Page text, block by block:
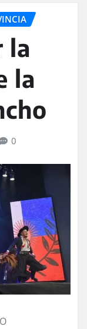
la
la
0